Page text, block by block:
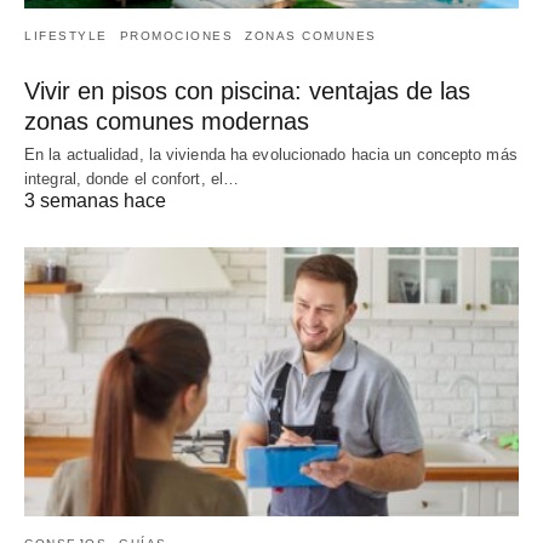
LIFESTYLE PROMOCIONES ZONAS COMUNES
Vivir en pisos con piscina: ventajas de las
zonas comunes modernas
En la actualidad, la vivienda ha evolucionado hacia un concepto más
integral, donde el confort, el…
3 semanas hace